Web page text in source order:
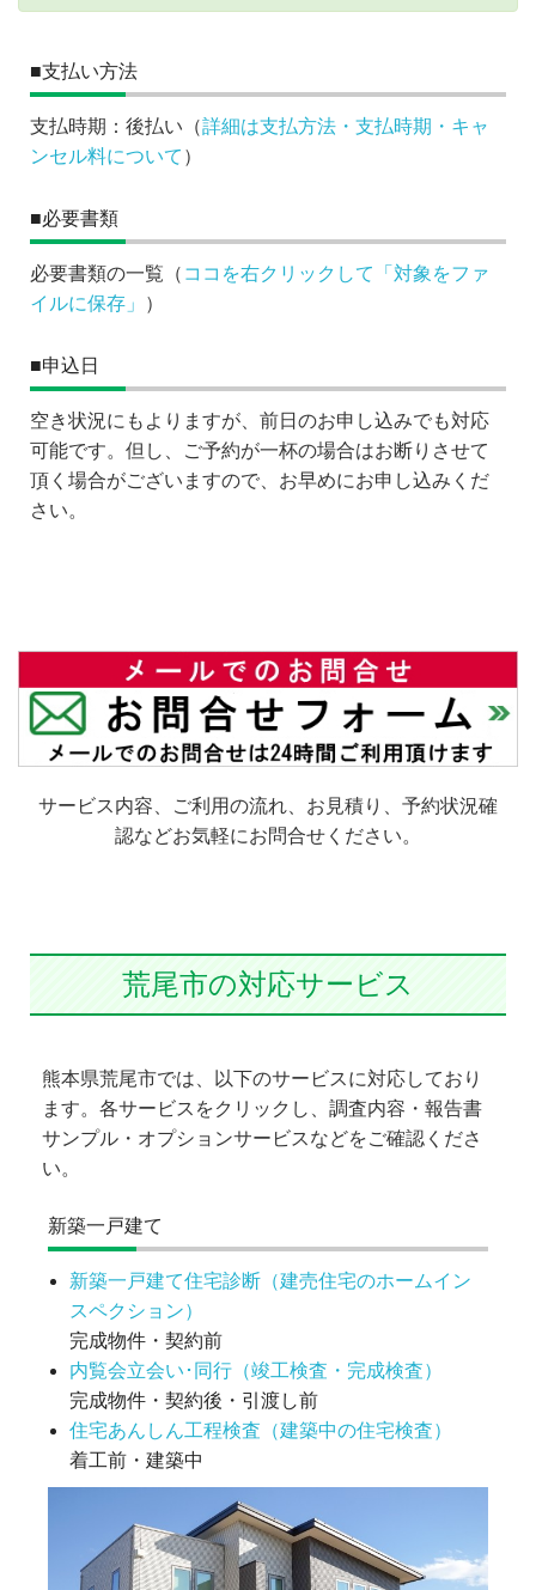
■支払い方法
支払時期：後払い（詳細は支払方法・支払時期・キャ
ンセル料について ）
■必要書類
必要書類の一覧（ ココを右クリックして「対象をファ
イルに保存」
）
■申込日
空き状況にもよりますが、前日のお申し込みでも対応
可能です。但し、ご予約が一杯の場合はお断りさせて
頂く場合がございますので、お早めにお申し込みくだ
さい。
サービス内容、ご利用の流れ、お見積り、予約状況確
認などお気軽にお問合せください。
荒尾市の対応サービス
熊本県荒尾市では、以下のサービスに対応しており
ます。各サービスをクリックし、調査内容・報告書
サンプル・オプションサービスなどをご確認くださ
い。
新築一戸建て
新築一戸建て住宅診断（建売住宅のホームイン
スペクション）
完成物件・契約前
内覧会立会い･同行（竣工検査・完成検査）
完成物件・契約後・引渡し前
住宅あんしん工程検査（建築中の住宅検査）
着工前・建築中